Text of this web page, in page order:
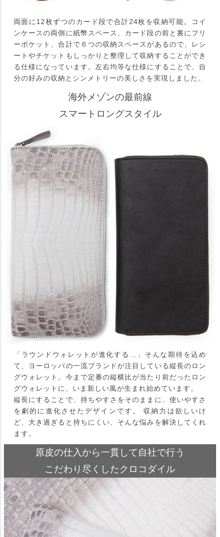
両面に12枚ずつのカード段で合計24枚を収納可能。コイ
ンケースの両側に紙幣スペース、カード段の前と裏にフリ
ーポケット、合計で６つの収納スペースがあるので、レシ
ートやチケットもしっかりと整理して収納することができ
る仕様になっています。左右均等な仕様にすることで、自
分の好みの収納とシンメトリーの美しさを実現しました。
海外メゾンの最前線
スマートロングスタイル
「ラウンドウォレットが進化する…」そんな期待を込め
て、ヨーロッパの一流ブランドが注目している縦長のロン
グウォレット。今まで定番の縦横比が当たり前だったロン
グウォレットに、いま新しい風が生まれ始めています。
縦長にすることで、持ちやすさをそのままに、使いやすさ
を劇的に進化させたデザインです。 収納力は欲しいけ
ど、大き過ぎると持ちにくい、そんな悩みを解決してくれ
ます。
原皮の仕入から一貫して自社で行う
こだわり尽くしたクロコダイル